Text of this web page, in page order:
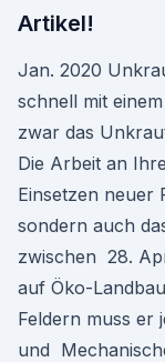
Artikel!
Jan. 2020
schnell mit
zwar das
Die Arbeit an
Einsetzen neuer
sondern auch
zwischen 28.
auf Öko-
Feldern muss er
und